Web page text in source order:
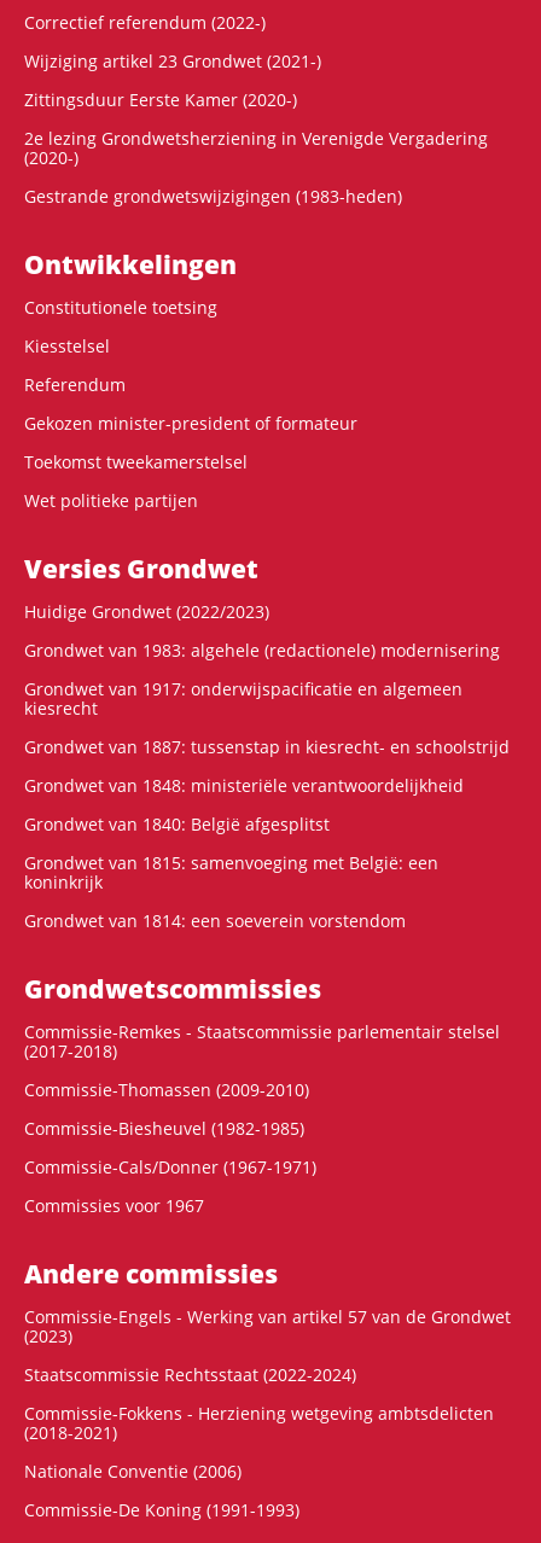
Correctief referendum (2022-)
Wijziging artikel 23 Grondwet (2021-)
Zittingsduur Eerste Kamer (2020-)
2e lezing Grondwetsherziening in Verenigde Vergadering
(2020-)
Gestrande grondwetswijzigingen (1983-heden)
Ontwikke­lingen
Constitutionele toetsing
Kiesstelsel
Referendum
Gekozen minister-president of formateur
Toekomst tweekamerstelsel
Wet politieke partijen
Versies Grondwet
Huidige Grondwet (2022/2023)
Grondwet van 1983: algehele (redactionele) modernisering
Grondwet van 1917: onderwijspacificatie en algemeen
kiesrecht
Grondwet van 1887: tussenstap in kiesrecht- en schoolstrijd
Grondwet van 1848: ministeriële verantwoordelijkheid
Grondwet van 1840: België afgesplitst
Grondwet van 1815: samenvoeging met België: een
koninkrijk
Grondwet van 1814: een soeverein vorstendom
Grondwets­commissies
Commissie-Remkes - Staatscommissie parlementair stelsel
(2017-2018)
Commissie-Thomassen (2009-2010)
Commissie-Biesheuvel (1982-1985)
Commissie-Cals/Donner (1967-1971)
Commissies voor 1967
Andere commissies
Commissie-Engels - Werking van artikel 57 van de Grondwet
(2023)
Staatscommissie Rechtsstaat (2022-2024)
Commissie-Fokkens - Herziening wetgeving ambtsdelicten
(2018-2021)
Nationale Conventie (2006)
Commissie-De Koning (1991-1993)